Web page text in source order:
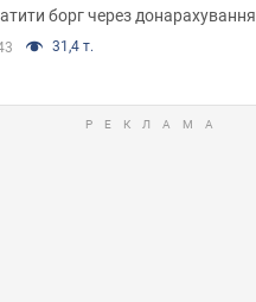
борг через донарахування
31,4 т.